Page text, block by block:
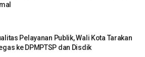
Pelayanan Publik, Wali Kota Tarakan
ke DPMPTSP dan Disdik